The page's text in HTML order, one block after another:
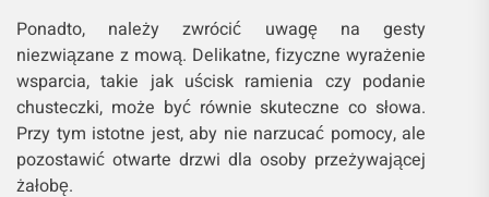
Ponadto, należy zwrócić uwagę na gesty
niezwiązane z mową. Delikatne, fizyczne wyrażenie
wsparcia, takie jak uścisk ramienia czy podanie
chusteczki, może być równie skuteczne co słowa.
Przy tym istotne jest, aby nie narzucać pomocy, ale
pozostawić otwarte drzwi dla osoby przeżywającej
żałobę.